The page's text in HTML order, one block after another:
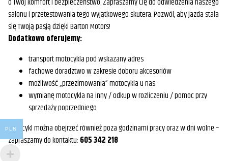
salonu i przetestowania tego wyjątkowego skutera. Pozwól, aby jazda stała
się Twoją pasją dzięki Barton Motors!
Dodatkowo oferujemy:
transport motocykla pod wskazany adres
fachowe doradztwo w zakresie doboru akcesoriów
możliwość „przezimowania” motocykla u nas
wymianę motocykla na inny / odkup w rozliczeniu / pomoc przy
sprzedaży poprzedniego
Motocykl można obejrzeć również poza godzinami pracy oraz w dni wolne –
zapraszamy do kontaktu: 605 342 218
PLN